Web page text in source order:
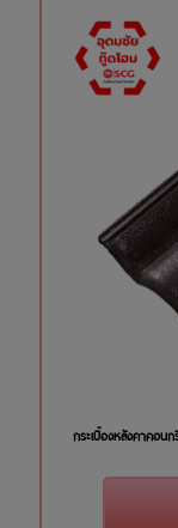
กระเบื้องหลังคาคอน